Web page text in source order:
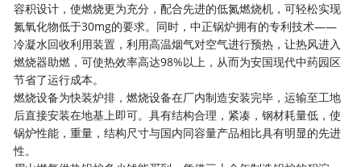
容积设计，使燃烧更为充分，配合先进的低氮燃烧机，可轻松实现
氮氧化物低于30mg的要求。同时，中正锅炉拥有的专利技术——
冷凝水回收利用装置，利用高温烟气对空气进行预热，让热风进入
燃烧器助燃，可使热效率高达98%以上，从而为安国现代中药园区
节省了运行成本。
燃烧设备为快装炉排，燃烧设备在厂内制造安装完毕，运输至工地
后直接安装在地基上即可。具有结构合理，紧凑，钢材耗量低，使
锅炉性能，重量，结构尺寸与国内同容量产品相比具有明显的先进
性。